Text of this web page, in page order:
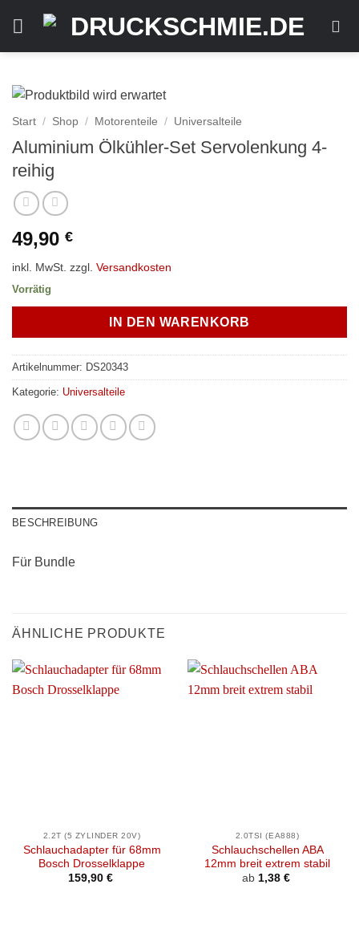
Inhalt
springen
Start / Shop / Motorenteile / Universalteile
Aluminium Ölkühler-Set Servolenkung 4-
reihig
49,90 €
inkl. MwSt. zzgl. Versandkosten
Vorrätig
IN DEN WARENKORB
Artikelnummer: DS20343
Kategorie: Universalteile
BESCHREIBUNG
Für Bundle
ÄHNLICHE PRODUKTE
2.2T (5 ZYLINDER 20V)
Schlauchadapter für 68mm
Bosch Drosselklappe
159,90 €
2.0TSI (EA888)
Schlauchschellen ABA
12mm breit extrem stabil
ab 1,38 €